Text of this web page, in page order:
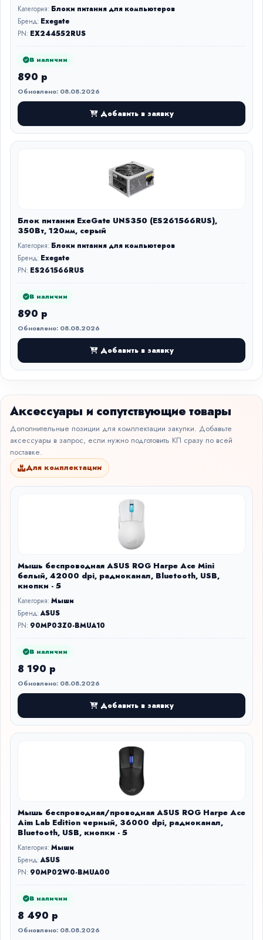
Категория: Блоки питания для компьютеров
Бренд: Exegate
PN: EX244552RUS
В наличии
890 р
Обновлено: 08.08.2026
Добавить в заявку
Блок питания ExeGate UNS350 (ES261566RUS),
350Вт, 120мм, серый
Категория: Блоки питания для компьютеров
Бренд: Exegate
PN: ES261566RUS
В наличии
890 р
Обновлено: 08.08.2026
Добавить в заявку
Аксессуары и сопутствующие товары
Дополнительные позиции для комплектации закупки. Добавьте
аксессуары в запрос, если нужно подготовить КП сразу по всей
поставке.
Для комплектации
Мышь беспроводная ASUS ROG Harpe Ace Mini
белый, 42000 dpi, радиоканал, Bluetooth, USB,
кнопки - 5
Категория:Мыши
Бренд:ASUS
PN: 90MP03Z0-BMUA10
В наличии
8 190 р
Обновлено: 08.08.2026
Добавить в заявку
Мышь беспроводная/проводная ASUS ROG Harpe Ace
Aim Lab Edition черный, 36000 dpi, радиоканал,
Bluetooth, USB, кнопки - 5
Категория:Мыши
Бренд:ASUS
PN: 90MP02W0-BMUA00
В наличии
8 490 р
Обновлено: 08.08.2026